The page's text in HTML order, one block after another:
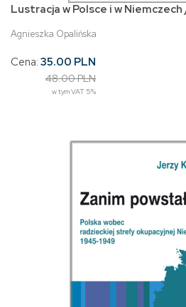
Lustracja w Polsce i w
Agnieszka Opalińska
Cena: 35.00 PLN
48.00 PLN
w tym VAT 5%